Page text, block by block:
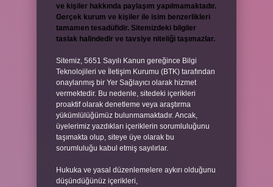
ve kişiler hakkında paylaşım yapılmamaktadır.
Gerçek kurum ve kişiler ile isim benzerlikleri
tamamen tesadüfidir. Sitemizdeki bilgiler
taslak halindedir ve tavsiye niteliği taşımazlar.
Sitemiz, 5651 Sayılı Kanun gereğince Bilgi
Teknolojileri ve İletişim Kurumu (BTK) tarafından
onaylanmış bir Yer Sağlayıcı olarak hizmet
vermektedir. Bu nedenle, sitedeki içerikleri
proaktif olarak denetleme veya araştırma
yükümlülüğümüz bulunmamaktadır. Ancak,
üyelerimiz yazdıkları içeriklerin sorumluluğunu
taşımakta olup, siteye üye olarak bu
sorumluluğu kabul etmiş sayılırlar.
Hukuka ve yasal düzenlemelere aykırı olduğunu
düşündüğünüz içerikleri,